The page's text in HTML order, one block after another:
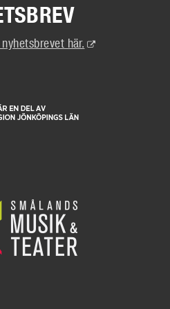
här. (Extern